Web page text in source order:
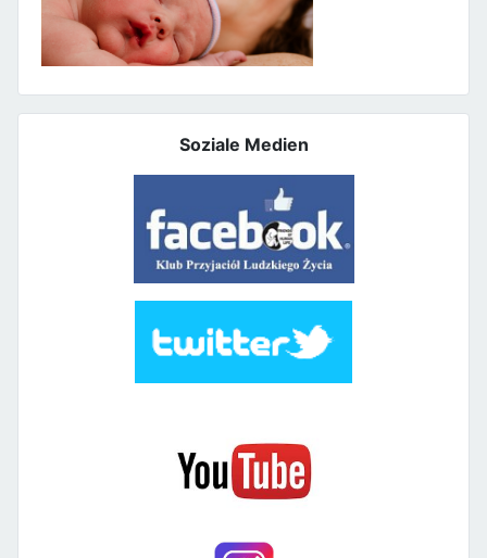
Soziale Medien